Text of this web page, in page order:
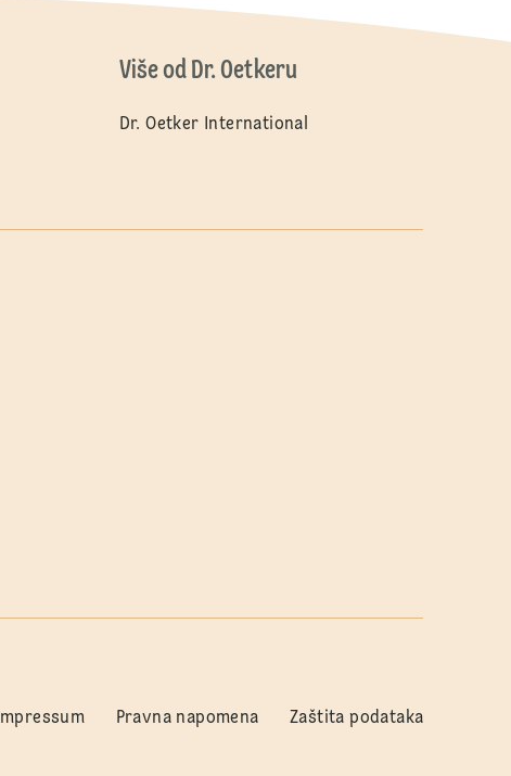
Više od Dr. Oetkeru
Dr. Oetker International
Impressum Pravna napomena Zaštita podataka